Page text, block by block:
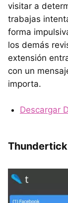
visitar a
trabajas
forma
los demás
extensión
con un
importa.
Descargar
Thundertick